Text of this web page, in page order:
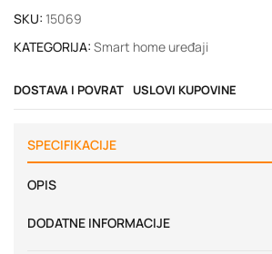
SKU: 15069
KATEGORIJA: Smart home uređaji
DOSTAVA I POVRAT USLOVI KUPOVINE
SPECIFIKACIJE
OPIS
DODATNE INFORMACIJE